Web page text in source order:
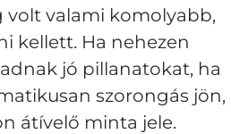
valami komolyabb,
kellett. Ha nehezen
jó pillanatokat, ha
szorongás jön,
átívelő minta jele.